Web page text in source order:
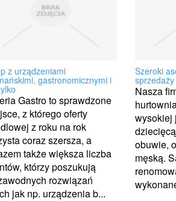
z urządzeniami
gastronomicznymi i
Gastro to sprawdzone
z którego oferty
z roku na rok
coraz szersza, a
także większa liczba
którzy poszukują
rozwiązań
jak np. urządzenia b...
Szeroki
Nasza
wysokiej
obuwie,
męską.